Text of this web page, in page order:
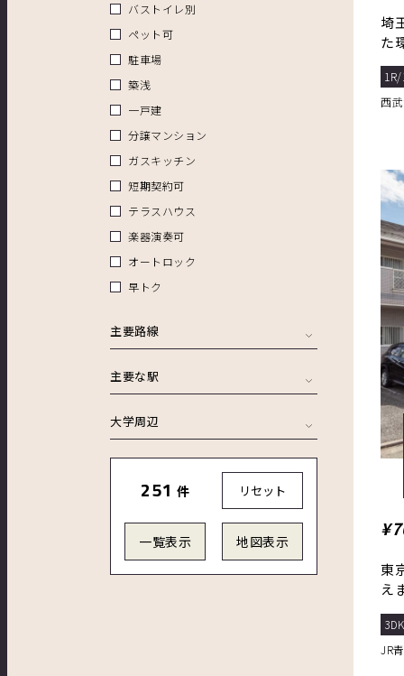
埼
た
西
東
え
JR
バストイレ別
ペット可
駐車場
築浅
一戸建
分譲マンション
ガスキッチン
短期契約可
テラスハウス
楽器演奏可
オートロック
早トク
主要路線
主要な駅
大学周辺
251 件 リセット
一覧表示 地図表示